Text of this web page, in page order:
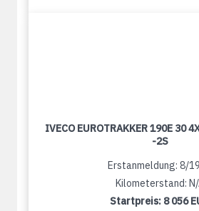
IVECO EUROTRAKKER 190E 30
-2S
Erstanmeldung: 8/
Kilometerstand:
Startpreis: 8 056